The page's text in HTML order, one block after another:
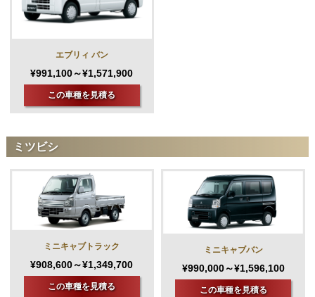
エブリィ バン
¥991,100～¥1,571,900
この車種を見積る
ミツビシ
ミニキャブトラック
¥908,600～¥1,349,700
この車種を見積る
ミニキャブバン
¥990,000～¥1,596,100
この車種を見積る